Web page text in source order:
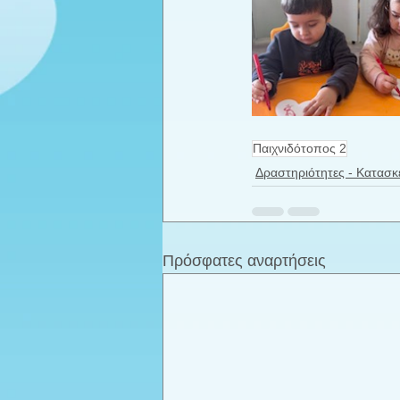
Παιχνιδότοπος 2
Δραστηριότητες -
Πρόσφατες αναρτήσεις